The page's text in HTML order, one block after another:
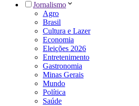
Jornalismo
Agro
Brasil
Cultura e Lazer
Economia
Eleições 2026
Entretenimento
Gastronomia
Minas Gerais
Mundo
Política
Saúde